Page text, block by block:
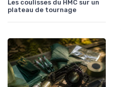
Les coulisses du HMC sur un
plateau de tournage